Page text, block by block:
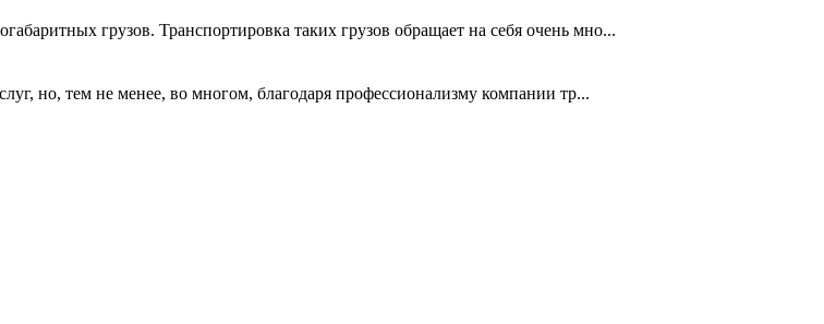
грузов. Транспортировка таких грузов обращает на себя очень мно...
но, тем не менее, во многом, благодаря профессионализму компании тр...